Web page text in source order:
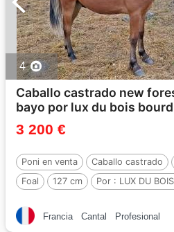
4
Caballo castrado new
bayo por lux du bois
3 200 €
Poni en venta Caballo castrado
Foal
127 cm Por : LUX DU
Francia Cantal Profesional